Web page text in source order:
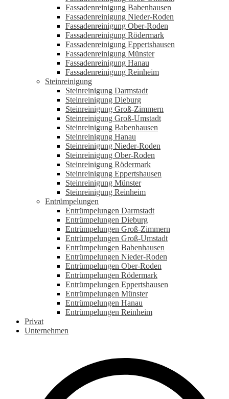
Fassadenreinigung Babenhausen
Fassadenreinigung Nieder-Roden
Fassadenreinigung Ober-Roden
Fassadenreinigung Rödermark
Fassadenreinigung Eppertshausen
Fassadenreinigung Münster
Fassadenreinigung Hanau
Fassadenreinigung Reinheim
Steinreinigung
Steinreinigung Darmstadt
Steinreinigung Dieburg
Steinreinigung Groß-Zimmern
Steinreinigung Groß-Umstadt
Steinreinigung Babenhausen
Steinreinigung Hanau
Steinreinigung Nieder-Roden
Steinreinigung Ober-Roden
Steinreinigung Rödermark
Steinreinigung Eppertshausen
Steinreinigung Münster
Steinreinigung Reinheim
Entrümpelungen
Entrümpelungen Darmstadt
Entrümpelungen Dieburg
Entrümpelungen Groß-Zimmern
Entrümpelungen Groß-Umstadt
Entrümpelungen Babenhausen
Entrümpelungen Nieder-Roden
Entrümpelungen Ober-Roden
Entrümpelungen Rödermark
Entrümpelungen Eppertshausen
Entrümpelungen Münster
Entrümpelungen Hanau
Entrümpelungen Reinheim
Privat
Unternehmen